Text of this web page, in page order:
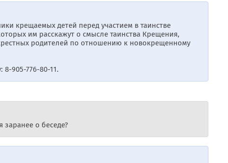
крещаемых детей перед участием в таинстве
им расскажут о смысле таинства Крещения,
родителей по отношению к новокрещенному
905-776-80-11.
о беседе?